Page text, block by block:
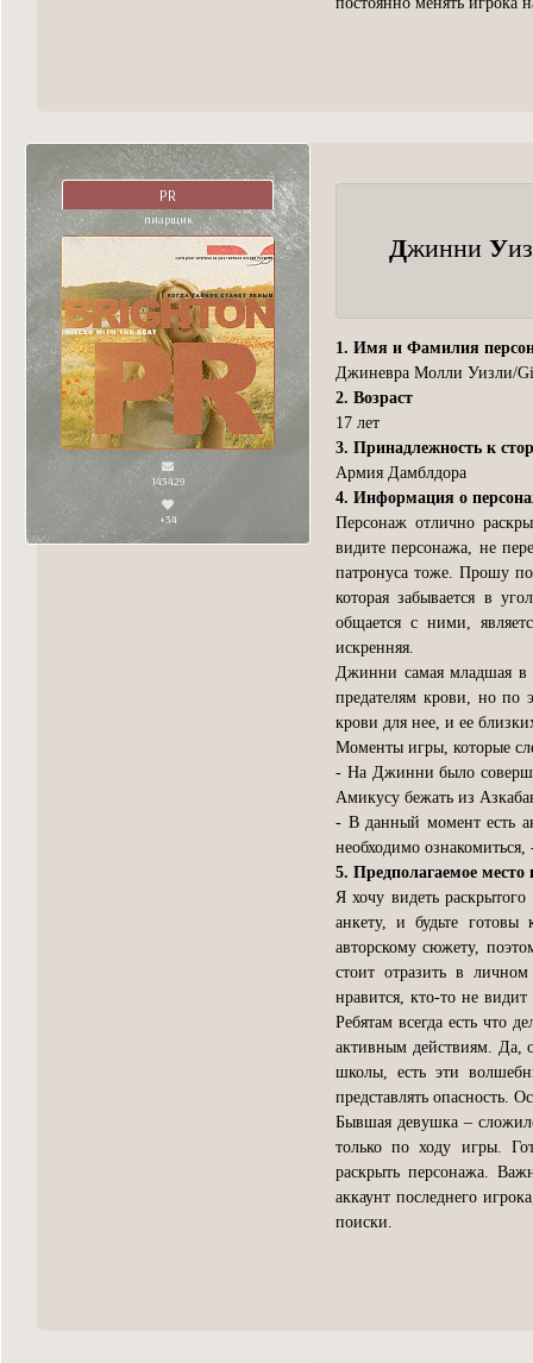
PR
пиарщик
143429
+34
Джинни У
1. Имя и Фамилия
Джиневра Молли Уизли/
2. Возраст
17 лет
3. Принадлежность к
Армия Дамблдора
4. Информация о
Персонаж отлично
видите персонажа, не
патронуса тоже. Прошу
которая забывается в
общается с ними,
искренняя.
Джинни самая младшая в
предателям крови, но по
крови для нее, и ее
Моменты игры, которые
- На Джинни было
Амикусу бежать из
- В данный момент есть
необходимо
5. Предполагаемое место
Я хочу видеть
анкету, и будьте
авторскому сюжету,
стоит отразить в
нравится, кто-то не
Ребятам всегда есть что
активным действиям. Да,
школы, есть эти
представлять опасность.
Бывшая девушка –
только по ходу игры.
раскрыть персонажа.
аккаунт последнего
поиски.